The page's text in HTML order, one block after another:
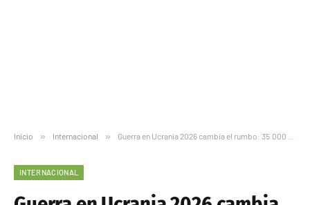
Inicio » Internacional » Guerra en Ucrania 2026 cambia el rumbo: 35.000 bajas rusas mensuales y avances clave de Kiev en el frente
INTERNACIONAL